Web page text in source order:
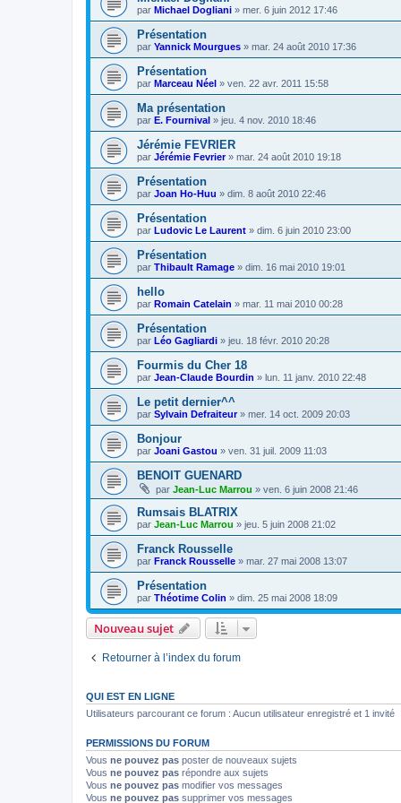
par Michael Dogliani » mer. 6 juin 2012 17:46
Présentation
par Yannick Mourgues » mar. 24 août 2010 17:36
Présentation
par Marceau Néel » ven. 22 avr. 2011 15:58
Ma présentation
par E. Fournival » jeu. 4 nov. 2010 18:46
Jérémie FEVRIER
par Jérémie Fevrier» mar. 24 août 2010 19:18
Présentation
par Joan Ho-Huu » dim. 8 août 2010 22:46
Présentation
par Ludovic Le Laurent » dim. 6 juin 2010 23:00
Présentation
par Thibault Ramage » dim. 16 mai 2010 19:01
hello
par Romain Catelain » mar. 11 mai 2010 00:28
Présentation
par Léo Gagliardi » jeu. 18 févr. 2010 20:28
Fourmis du Cher 18
par Jean-Claude Bourdin » lun. 11 janv. 2010 22:48
Le petit dernier^^
par Sylvain Defraiteur» mer. 14 oct. 2009 20:03
Bonjour
par Joani Gastou » ven. 31 juil. 2009 11:03
BENOIT GUENARD
par Jean-Luc Marrou » ven. 6 juin 2008 21:46
Rumsais BLATRIX
par Jean-Luc Marrou » jeu. 5 juin 2008 21:02
Franck Rousselle
par Franck Rousselle » mar. 27 mai 2008 13:07
Présentation
par Théotime Colin » dim. 25 mai 2008 18:09
Nouveau sujet
Retourner à l’index du forum
QUI EST EN LIGNE
Utilisateurs parcourant ce forum : Aucun utilisateur enregistré et 1 invité
PERMISSIONS DU FORUM
Vous ne pouvez pas poster de nouveaux sujets
Vous ne pouvez pas répondre aux sujets
Vous ne pouvez pas modifier vos messages
Vous ne pouvez pas supprimer vos messages